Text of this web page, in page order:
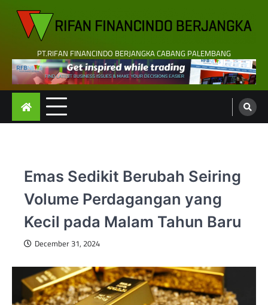
content
PT.RIFAN FINANCINDO BERJANGKA CABANG PALEMBANG
Emas Sedikit Berubah Seiring
Volume Perdagangan yang
Kecil pada Malam Tahun Baru
December 31, 2024